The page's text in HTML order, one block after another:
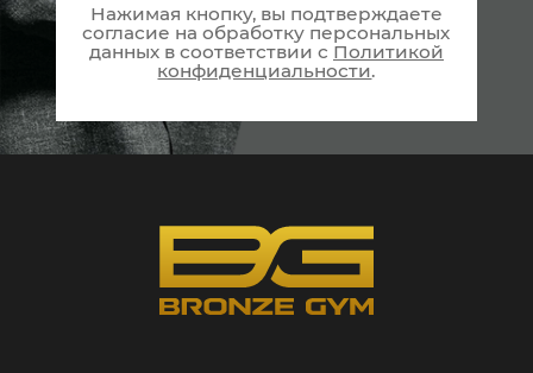
Нажимая кнопку, вы подтверждаете
согласие наобработку персональных
данных в соответствии с Политикой
конфиденциальности.